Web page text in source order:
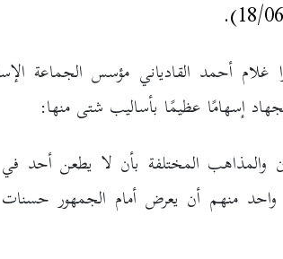
غلام أحمد القادياني مؤسس الجماعة
إسهامًا عظيمًا بأساليب شتى منها:
والمذاهب المختلفة بأن لا يطعن أحد
منهم أن يعرض أمام الجمهور